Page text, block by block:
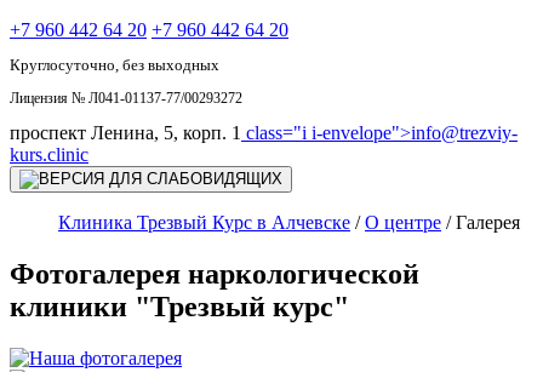
+7 960 442 64 20 +7 960 442 64 20
Круглосуточно, без выходных
Лицензия № Л041-01137-77/00293272
проспект Ленина, 5, корп. 1 class="i i-envelope">info@trezviy-
kurs.clinic
Клиника Трезвый Курс в Алчевске /О центре /Галерея
Фотогалерея наркологической
клиники "Трезвый курс"